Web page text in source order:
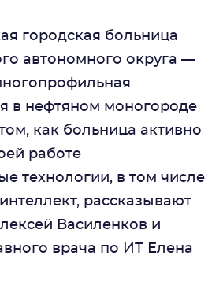
городская больница
автономного округа —
в нефтяном моногороде
как больница активно
работе
технологии, в том числе
рассказывают
Василенков и
врача по ИТ Елена